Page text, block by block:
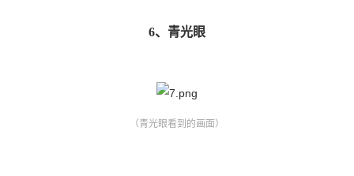
6、青光眼
（青光眼看到的画面）